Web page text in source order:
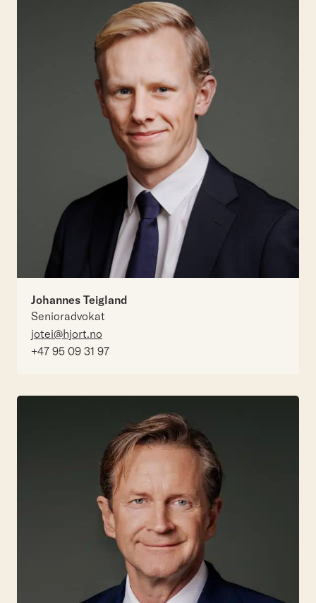
Johannes Teigland
Senioradvokat
jotei@hjort.no
+47 95 09 31 97